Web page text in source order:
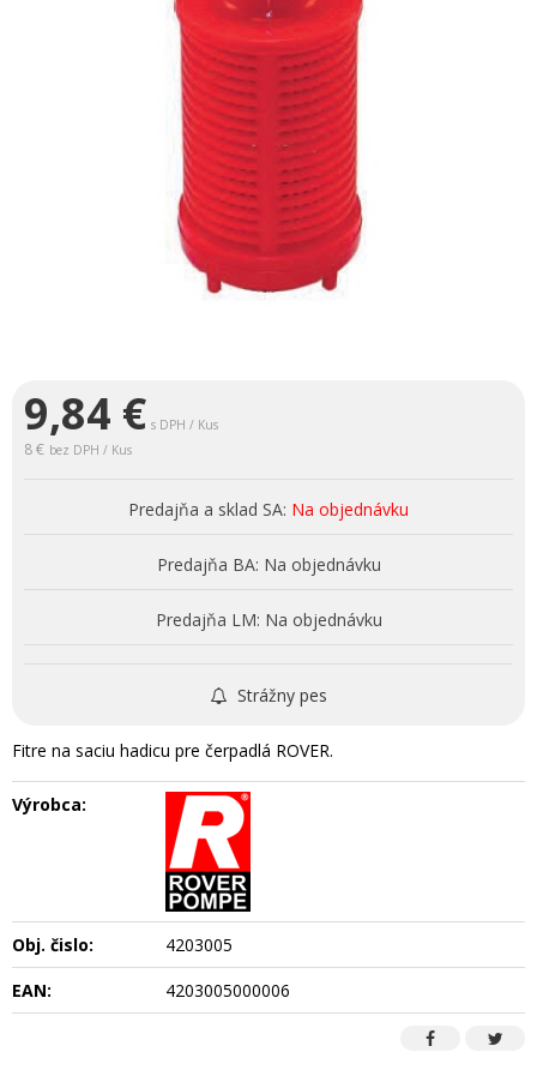
9,84 € s DPH / Kus
8 € bez DPH / Kus
Predajňa a sklad SA: Na objednávku
Predajňa BA: Na objednávku
Predajňa LM: Na objednávku
Strážny pes
Fitre na saciu hadicu pre čerpadlá ROVER.
Výrobca:
Obj. čislo:
4203005
EAN:
4203005000006